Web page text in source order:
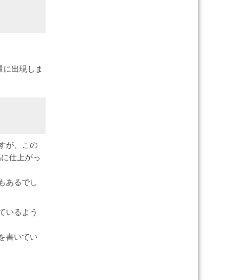
出現しま
が、この
仕上がっ
あるでし
いるよう
書いてい